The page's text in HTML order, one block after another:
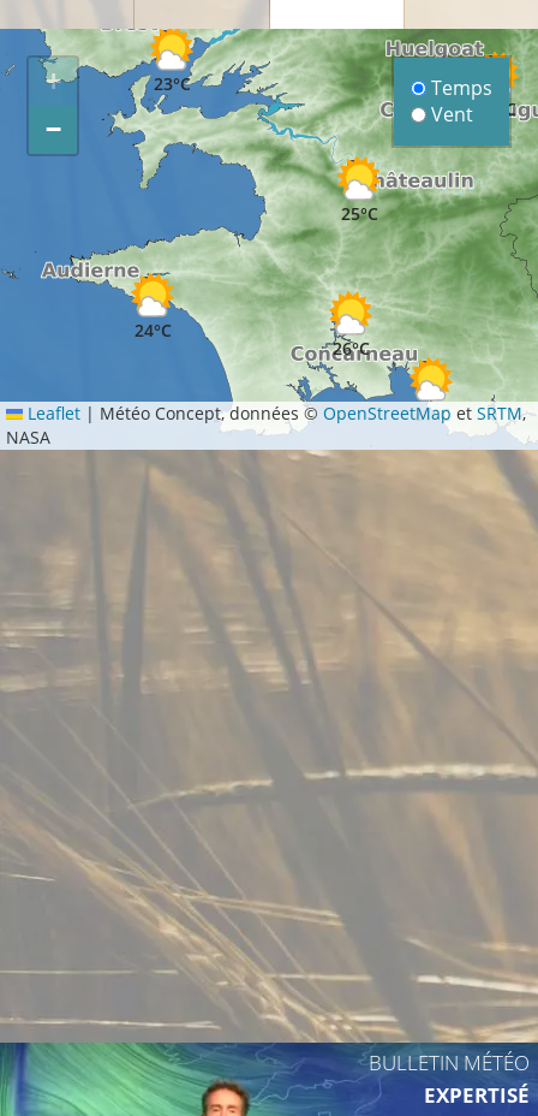
24°C
23°C
25°C
21°C
22°C
26°C
+
−
Temps
Vent
Leaflet | Météo Concept, données ©OpenStreetMap etSRTM,
NASA
BULLETIN MÉTÉO
EXPERTISÉ